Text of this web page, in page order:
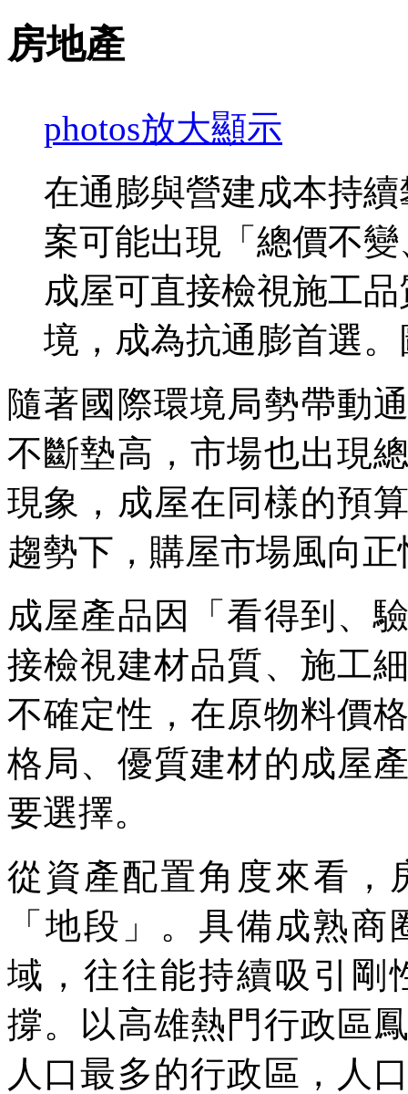
房地產
photos放大顯示
在通膨與營建成本持
案可能出現「總價不
成屋可直接檢視施工
境，成為抗通膨首選
隨著國際環境局勢帶動
不斷墊高，市場也出現
現象，成屋在同樣的預
趨勢下，購屋市場風向
成屋產品因「看得到、
接檢視建材品質、施工
不確定性，在原物料價
格局、優質建材的成屋
要選擇。
從資產配置角度來看，
「地段」。具備成熟
域，往往能持續吸引剛
撐。以高雄熱門行政區
人口最多的行政區，人